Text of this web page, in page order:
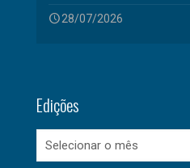
28/07/2026
Edições
Edições